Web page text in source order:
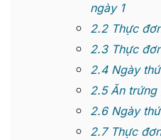
ngày 1
2.2Thực
2.3Thực
2.4Ngày
2.5Ăn trứng
2.6Ngày
2.7Thực